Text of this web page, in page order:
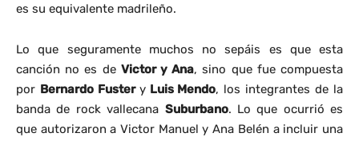
es su equivalente madrileño.
Lo que seguramente muchos no sepáis es que esta
canción no es de Victor y Ana, sino que fue compuesta
por Bernardo Fuster yLuis Mendo, los integrantes de la
banda de rock vallecana Suburbano. Lo que ocurrió es
que autorizaron a Victor Manuel y Ana Belén a incluir una